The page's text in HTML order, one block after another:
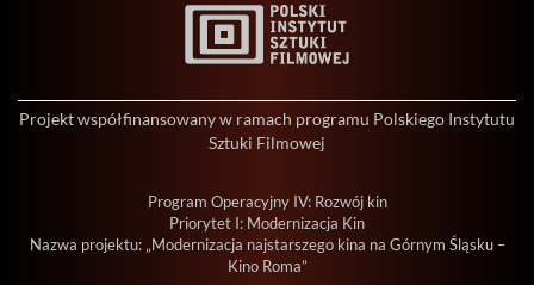
Projekt współfinansowany w ramach programu Polskiego Instytutu
Sztuki Filmowej
Program Operacyjny IV: Rozwój kin
Priorytet I: Modernizacja Kin
Nazwa projektu: „Modernizacja najstarszego kina na Górnym Śląsku –
Kino Roma”